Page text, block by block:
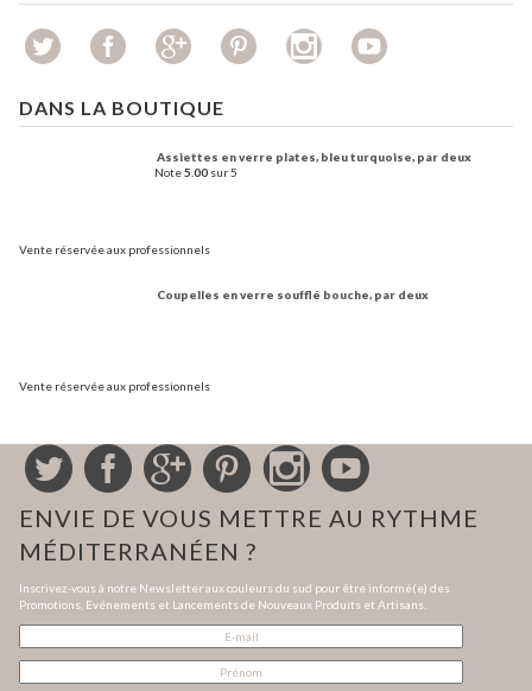
DANS LA BOUTIQUE
Assiettes en verre plates, bleu turquoise, par deux
Note5.00 sur 5
Vente réservée aux professionnels
Coupelles en verre soufflé bouche, par deux
Vente réservée aux professionnels
ENVIE DE VOUS METTRE AU RYTHME
MÉDITERRANÉEN ?
Inscrivez-vous à notre Newsletter aux couleurs du sud pour être informé(e) des
Promotions, Evénements et Lancements de Nouveaux Produits et Artisans.